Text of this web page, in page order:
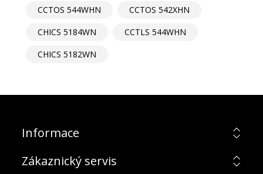
CCTOS 544WHN
CCTOS 542XHN
CHICS 5184WN
CCTLS 544WHN
CHICS 5182WN
Informace
Zákaznický servis